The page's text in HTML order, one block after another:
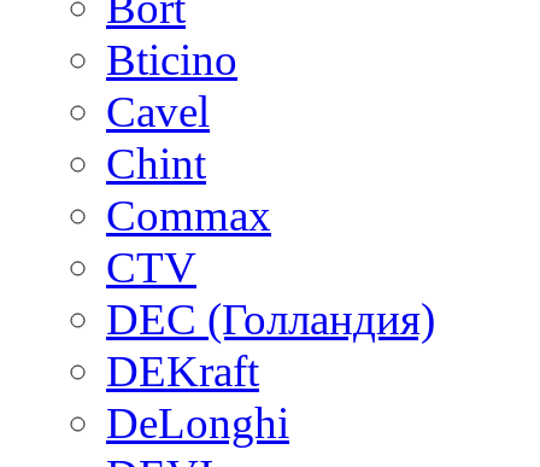
Bticino
Cavel
Chint
Commax
CTV
DEC (Голландия)
DEKraft
DeLonghi